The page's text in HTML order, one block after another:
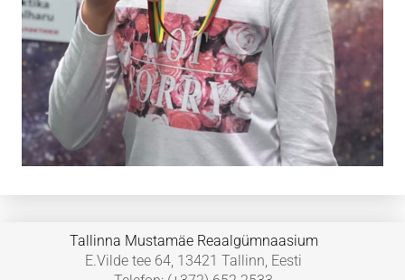
Tallinna Mustamäe Reaalgümnaasium
E.Vilde tee 64, 13421 Tallinn, Eesti